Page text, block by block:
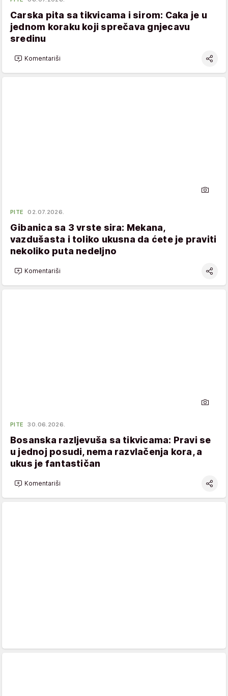
Carska pita sa tikvicama i sirom: Caka je u
jednom koraku koji sprečava gnjecavu
sredinu
Komentariši
PITE 02.07.2026.
Gibanica sa 3 vrste sira: Mekana,
vazdušasta i toliko ukusna da ćete je praviti
nekoliko puta nedeljno
Komentariši
PITE 30.06.2026.
Bosanska razljevuša sa tikvicama: Pravi se
u jednoj posudi, nema razvlačenja kora, a
ukus je fantastičan
Komentariši